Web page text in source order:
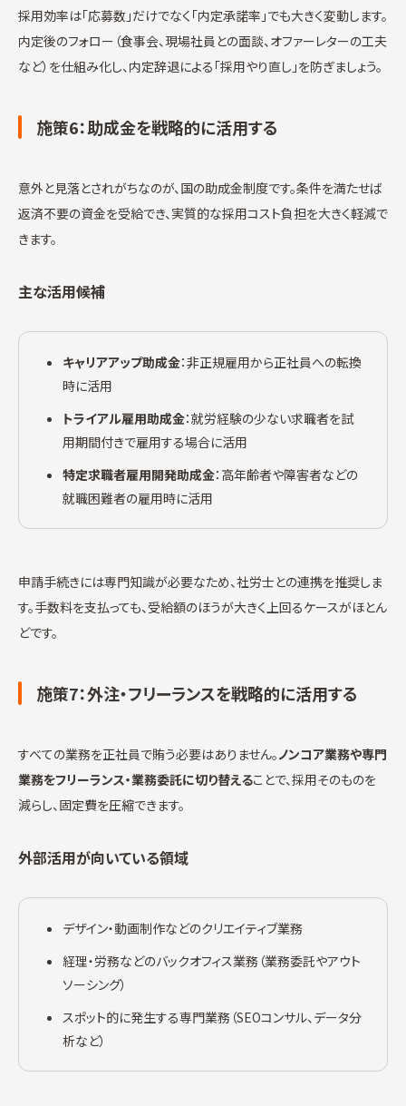
採用効率は「応募数」だけでなく「内定承諾率」でも大きく変動します。
内定後のフォロー（食事会、現場社員との面談、オファーレターの工夫
など）を仕組み化し、内定辞退による「採用やり直し」を防ぎましょう。
施策6：助成金を戦略的に活用する
意外と見落とされがちなのが、国の助成金制度です。条件を満たせば
返済不要の資金を受給でき、実質的な採用コスト負担を大きく軽減で
きます。
主な活用候補
キャリアアップ助成金：非正規雇用から正社員への転換
時に活用
トライアル雇用助成金：就労経験の少ない求職者を試
用期間付きで雇用する場合に活用
特定求職者雇用開発助成金：高年齢者や障害者などの
就職困難者の雇用時に活用
申請手続きには専門知識が必要なため、社労士との連携を推奨しま
す。手数料を支払っても、受給額のほうが大きく上回るケースがほとん
どです。
施策7：外注・フリーランスを戦略的に活用する
すべての業務を正社員で賄う必要はありません。ノンコア業務や専門
業務をフリーランス・業務委託に切り替えることで、採用そのものを
減らし、固定費を圧縮できます。
外部活用が向いている領域
デザイン・動画制作などのクリエイティブ業務
経理・労務などのバックオフィス業務（業務委託やアウト
ソーシング）
スポット的に発生する専門業務（SEOコンサル、データ分
析など）